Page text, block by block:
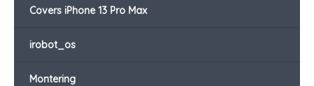
Covers iPhone 13 Pro Max
irobot_os
Montering